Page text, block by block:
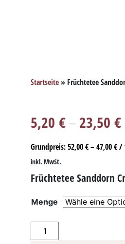
Startseite » Früchtetee
5,20 €– 23,50 €
Grundpreis:52,00€– 47,00€/
inkl. MwSt.
Früchtetee Sanddorn
Menge
Früchtetee
Sanddorn